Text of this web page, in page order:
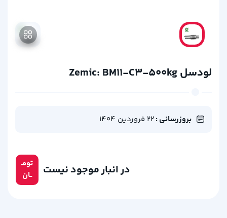
لودسل Zemic: BM11-C3-500kg
بروزرسانی :22 فروردین 1404
تومـ
ــان
در انبار موجود نیست